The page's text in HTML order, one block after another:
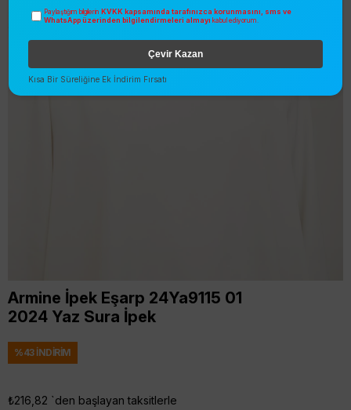
Armine İpek Eşarp 24Ya9115 01
2024 Yaz Sura İpek
%43İNDIRIM
₺216,82 `den başlayan taksitlerle
Paylaştığım bilgilerin KVKK kapsamında tarafınızca korunmasını, sms ve
WhatsApp üzerinden bilgilendirmeleri almayı kabul ediyorum.
Çevir Kazan
Kısa Bir Süreliğine Ek İndirim Fırsatı